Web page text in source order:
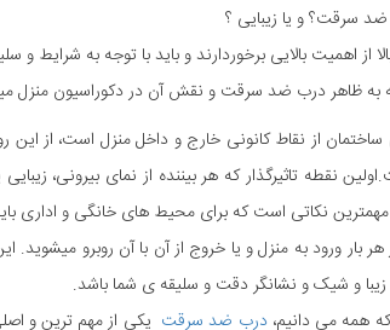
سرقت؟ و یا زیبایی ؟
از اهمیت بالایی برخوردارند و باید با توجه به
به ظاهر درب ضد سرقت و نقش آن در دکوراسیون منزل
از نقاط کانونی خارج و داخل منزل است، از این
نقطه تاثیرگذار که هر بیننده از نمای بیرونی،
مهمترین نکاتی است که برای محیط های خانگی و اداری
بار ورود به منزل و یا خروج از آن با آن روبرو
و شیک و نشانگر دقت و سلیقه ی شما باشد.
همه می دانیم، درب ضد سرقت یکی از مهم ترین و